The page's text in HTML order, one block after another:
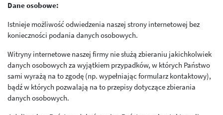
Dane osobowe:
Istnieje możliwość odwiedzenia naszej strony internetowej bez
konieczności podania danych osobowych.
Witryny internetowe naszej firmy nie służą zbieraniu jakichkolwiek
danych osobowych za wyjątkiem przypadków, w których Państwo
sami wyrażą na to zgodę (np. wypełniając formularz kontaktowy),
bądź w których pozwalają na to przepisy dotyczące zbierania
danych osobowych.